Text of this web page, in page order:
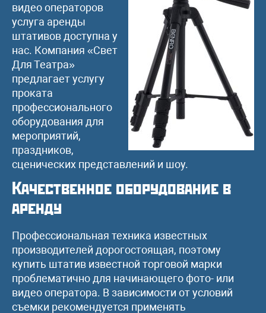
видео операторов
услуга аренды
штативов доступна у
нас. Компания «Свет
Для Театра»
предлагает услугу
проката
профессионального
оборудования для
мероприятий,
праздников,
сценических представлений и шоу.
Качественное оборудование в
аренду
Профессиональная техника известных
производителей дорогостоящая, поэтому
купить штатив известной торговой марки
проблематично для начинающего фото- или
видео оператора. В зависимости от условий
съемки рекомендуется применять